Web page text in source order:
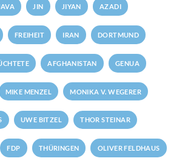
JIN JIYAN AZADI
FREIHEIT IRAN DORTMUND
AFGHANISTAN GENUA
MIKE MENZEL MONIKA V. WEGERER
UWE BITZEL THOR STEINAR
FDP THÜRINGEN OLIVER FELDHAUS